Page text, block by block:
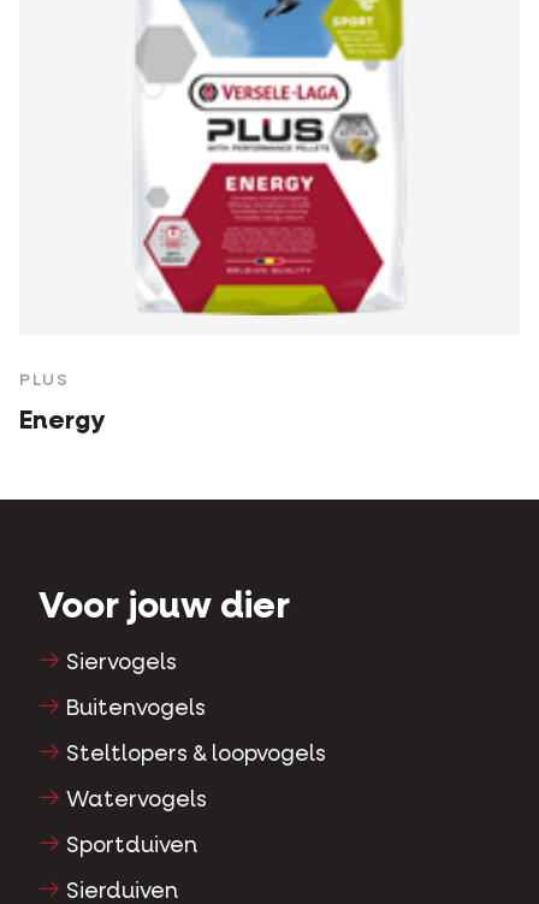
PLUS
Energy
Voor jouw dier
Siervogels
Buitenvogels
Steltlopers & loopvogels
Watervogels
Sportduiven
Sierduiven